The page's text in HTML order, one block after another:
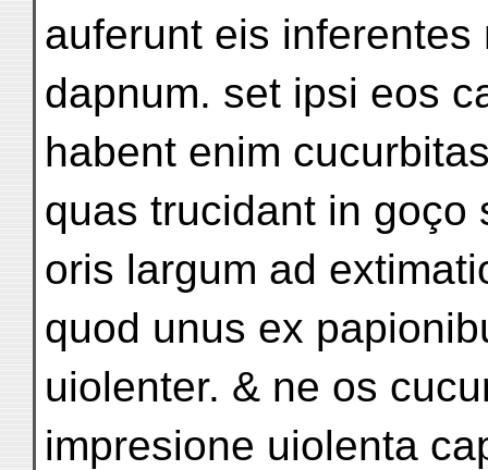
auferunt eis inferentes
dapnum. set ipsi eos
habent enim
quas trucidant in goço
oris largum ad
quod unus ex
uiolenter. & ne os
impresione uiolenta